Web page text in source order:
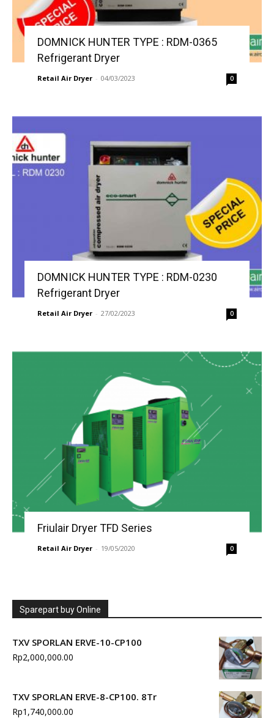
DOMNICK HUNTER TYPE : RDM-0365
Refrigerant Dryer
Retail Air Dryer - 04/03/2023 0
DOMNICK HUNTER TYPE : RDM-0230
Refrigerant Dryer
Retail Air Dryer - 27/02/2023 0
Friulair Dryer TFD Series
Retail Air Dryer - 19/05/2020 0
Sparepart buy Online
TXV SPORLAN ERVE-10-CP100
Rp2,000,000.00
TXV SPORLAN ERVE-8-CP100. 8Tr
Rp1,740,000.00